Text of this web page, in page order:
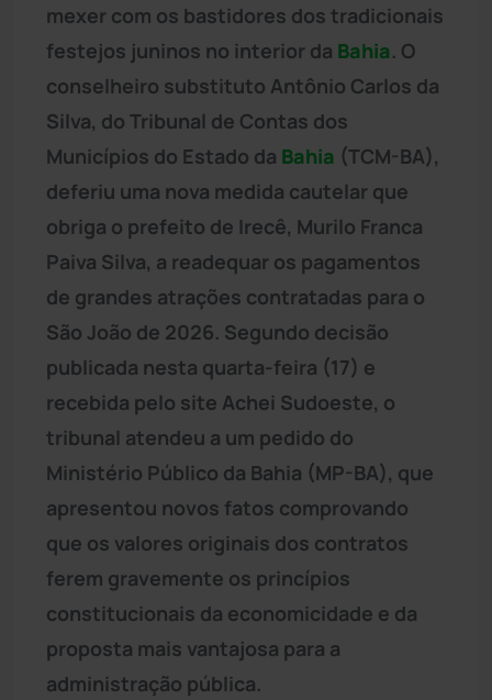
mexer com os bastidores dos tradicionais
festejos juninos no interior da Bahia. O
conselheiro substituto Antônio Carlos da
Silva, do Tribunal de Contas dos
Municípios do Estado da Bahia (TCM-BA),
deferiu uma nova medida cautelar que
obriga o prefeito de Irecê, Murilo Franca
Paiva Silva, a readequar os pagamentos
de grandes atrações contratadas para o
São João de 2026. Segundo decisão
publicada nesta quarta-feira (17) e
recebida pelo site Achei Sudoeste, o
tribunal atendeu a um pedido do
Ministério Público da Bahia (MP-BA), que
apresentou novos fatos comprovando
que os valores originais dos contratos
ferem gravemente os princípios
constitucionais da economicidade e da
proposta mais vantajosa para a
administração pública.